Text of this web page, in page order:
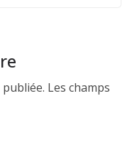
Les champs